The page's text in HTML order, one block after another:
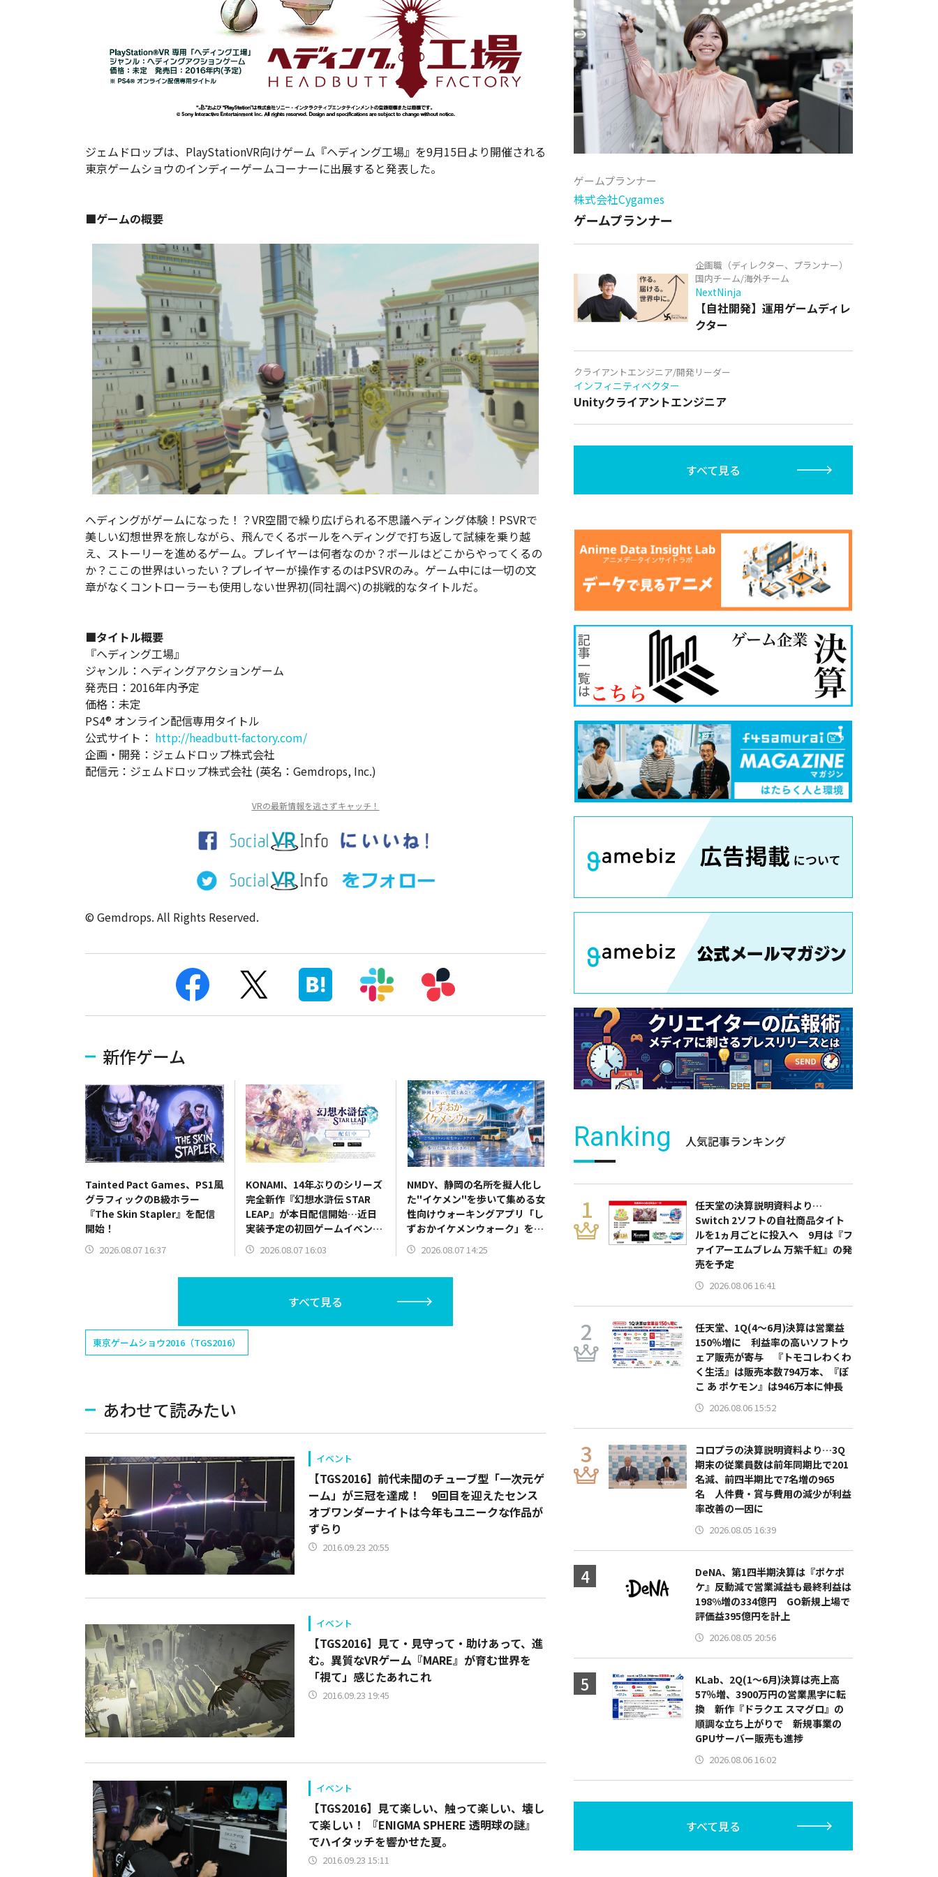
ジェムドロップは、PlayStationVR向けゲーム『ヘディング工場』を9月15日より開催される
東京ゲームショウのインディーゲームコーナーに出展すると発表した。
■ゲームの概要
ヘディングがゲームになった！？VR空間で繰り広げられる不思議ヘディング体験！PSVRで
美しい幻想世界を旅しながら、飛んでくるボールをヘディングで打ち返して試練を乗り越
え、ストーリーを進めるゲーム。プレイヤーは何者なのか？ボールはどこからやってくるの
か？ここの世界はいったい？プレイヤーが操作するのはPSVRのみ。ゲーム中には一切の文
章がなくコントローラーも使用しない世界初(同社調べ)の挑戦的なタイトルだ。
■タイトル概要
『ヘディング工場』
ジャンル：ヘディングアクションゲーム
発売日：2016年内予定
価格：未定
PS4® オンライン配信専用タイトル
公式サイト： http://headbutt-factory.com/
企画・開発：ジェムドロップ株式会社
配信元：ジェムドロップ株式会社 (英名：Gemdrops, Inc.)
VRの最新情報を逃さずキャッチ！
© Gemdrops. All Rights Reserved.
新作ゲーム
Tainted Pact Games、PS1風
グラフィックのB級ホラー
『The Skin Stapler』を配信
開始！
2026.08.07 16:37
KONAMI、14年ぶりのシリーズ
完全新作『幻想水滸伝 STAR
LEAP』が本日配信開始…近日
実装予定の初回ゲームイベント
情報も解禁
2026.08.07 16:03
NMDY、静岡の名所を擬人化し
た"イケメン"を歩いて集める女
性向けウォーキングアプリ「し
ずおかイケメンウォーク」をリ
リース2026.08.07 14:25
すべて見る
東京ゲームショウ2016（TGS2016）
あわせて読みたい
イベント
【TGS2016】前代未聞のチューブ型「一次元ゲ
ーム」が三冠を達成！ 9回目を迎えたセンス
オブワンダーナイトは今年もユニークな作品が
ずらり
2016.09.23 20:55
イベント
【TGS2016】見て・見守って・助けあって、進
む。異質なVRゲーム『MARE』が育む世界を
「視て」感じたあれこれ
2016.09.23 19:45
イベント
【TGS2016】見て楽しい、触って楽しい、壊し
て楽しい！ 『ENIGMA SPHERE 透明球の謎』
でハイタッチを響かせた夏。
2016.09.23 15:11
ゲームプランナー
株式会社Cygames
ゲームプランナー
企画職（ディレクター、プランナー）
国内チーム/海外チーム
NextNinja
【自社開発】運用ゲームディレ
クター
クライアントエンジニア/開発リーダー
インフィニティベクター
Unityクライアントエンジニア
すべて見る
Ranking 人気記事ランキング
任天堂の決算説明資料より…
Switch 2ソフトの自社商品タイト
ルを1ヵ月ごとに投入へ 9月は『フ
ァイアーエムブレム 万紫千紅』の発
売を予定
2026.08.06 16:41
任天堂、1Q(4～6月)決算は営業益
150％増に 利益率の高いソフトウ
ェア販売が寄与 『トモコレわくわ
く生活』は販売本数794万本、『ぽ
こ あ ポケモン』は946万本に伸長
2026.08.06 15:52
コロプラの決算説明資料より…3Q
期末の従業員数は前年同期比で201
名減、前四半期比で7名増の965
名 人件費・賞与費用の減少が利益
率改善の一因に
2026.08.05 16:39
DeNA、第1四半期決算は『ポケポ
ケ』反動減で営業減益も最終利益は
198%増の334億円 GO新規上場で
評価益395億円を計上
2026.08.05 20:56
KLab、2Q(1～6月)決算は売上高
57％増、3900万円の営業黒字に転
換 新作『ドラクエ スマグロ』の
順調な立ち上がりで 新規事業の
GPUサーバー販売も進捗
2026.08.06 16:02
すべて見る